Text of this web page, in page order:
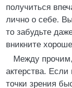
получиться
лично о себе.
то забудьте
вникните
Между
актерства. Если
точки зрения